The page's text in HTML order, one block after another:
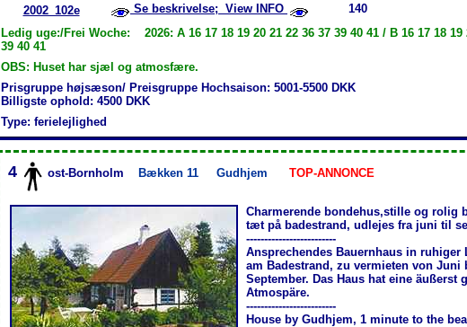
2002_102e
Se beskrivelse; View INFO
140
Ledig uge:/Frei Woche: 2026: A 16 17 18 19 20 21 22 36 37 39 40 41 / B 16 17 18 19
39 40 41
OBS: Huset har sjæl og atmosfære.
Prisgruppe højsæson/ Preisgruppe Hochsaison: 5001-5500 DKK
Billigste ophold: 4500 DKK
Type: ferielejlighed
4 ost-Bornholm Bækken 11 Gudhjem TOP-ANNONCE
Charmerende bondehus,stille og rolig
tæt på badestrand, udlejes fra juni til
-------------------------
Ansprechendes Bauernhaus in ruhiger
am Badestrand, zu vermieten von Juni
September. Das Haus hat eine äußerst
Atmospäre.
-------------------------
House by Gudhjem, 1 minute to the